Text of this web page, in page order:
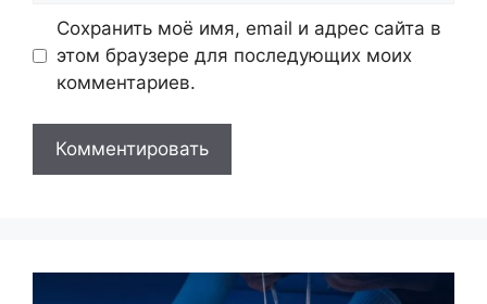
Сохранить моё имя, email и адрес сайта в
этом браузере для последующих моих
комментариев.